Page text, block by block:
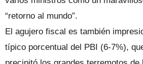
“retorno al mundo”.
El agujero fiscal es también
típico porcentual del PBI (6-7%),